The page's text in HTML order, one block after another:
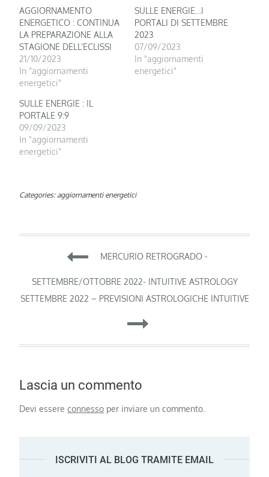
AGGIORNAMENTO
ENERGETICO : CONTINUA
LA PREPARAZIONE ALLA
STAGIONE DELL’ECLISSI
21/10/2023
In "aggiornamenti
energetici"
SULLE ENERGIE…I
PORTALI DI SETTEMBRE
2023
07/09/2023
In "aggiornamenti
energetici"
SULLE ENERGIE : IL
PORTALE 9:9
09/09/2023
In "aggiornamenti
energetici"
Categories: aggiornamenti energetici
Navigazione
articoli
MERCURIO RETROGRADO -
SETTEMBRE/OTTOBRE 2022- INTUITIVE ASTROLOGY
SETTEMBRE 2022 – PREVISIONI ASTROLOGICHE INTUITIVE
Lascia un commento
Devi essereconnesso per inviare un commento.
ISCRIVITI AL BLOG TRAMITE EMAIL